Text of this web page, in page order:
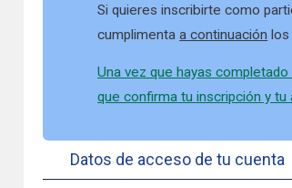
Si quieres inscribirte como
cumplimentaa continuación los
Una vez que hayas
que confirma tu inscripción y
Datos de acceso de tu cuenta